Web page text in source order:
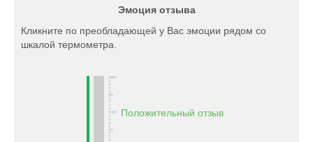
Эмоция отзыва
Кликните по преобладающей у Вас эмоции рядом со
шкалой термометра.
Положительный отзыв